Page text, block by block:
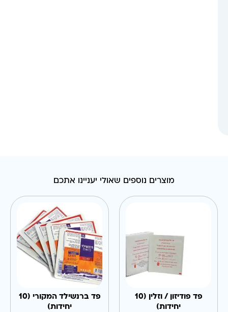
מוצרים נוספים שאולי יעניינו אתכם
פד פודיזון / וזלין (10
יחידות)
פד ברנשילד המקורי (10
יחידות)